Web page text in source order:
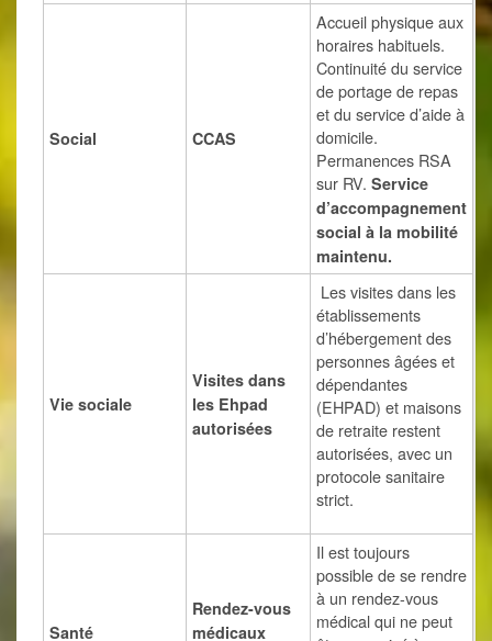
Social CCAS
Accueil physique aux
horaires habituels.
Continuité du service
de portage de repas
et du service d’aide à
domicile.
Permanences RSA
sur RV. Service
d’accompagnement
social à la mobilité
maintenu.
Vie sociale
Visites dans
les Ehpad
autorisées
Les visites dans les
établissements
d’hébergement des
personnes âgées et
dépendantes
(EHPAD) et maisons
de retraite restent
autorisées, avec un
protocole sanitaire
strict.
Santé
Rendez-vous
médicaux
Il est toujours
possible de se rendre
à un rendez-vous
médical qui ne peut